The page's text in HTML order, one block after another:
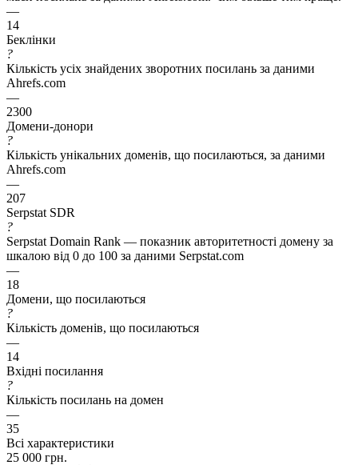
—
14
Беклінки
?
Кількість усіх знайдених зворотних посилань за даними
Ahrefs.com
—
2300
Домени-донори
?
Кількість унікальних доменів, що посилаються, за даними
Ahrefs.com
—
207
Serpstat SDR
?
Serpstat Domain Rank — показник авторитетності домену за
шкалою від 0 до 100 за даними Serpstat.com
—
18
Домени, що посилаються
?
Кількість доменів, що посилаються
—
14
Вхідні посилання
?
Кількість посилань на домен
—
35
Всі характеристики
25 000 грн.